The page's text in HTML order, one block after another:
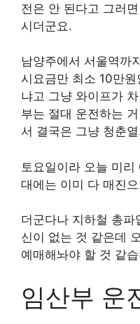
전은 안 된다고 그러
시더군요.
남양주에서 서울역까
시요금만 최소 10만
냐고 그냥 와이프가
부는 절대 운전하는
서 결국은 그냥 청춘
토요일이라 오늘 미
대에는 이미 다 매진
더군다나 지하철 총파
신이 없는 것 같은데
예매해놔야 할 것 같
임산부 운